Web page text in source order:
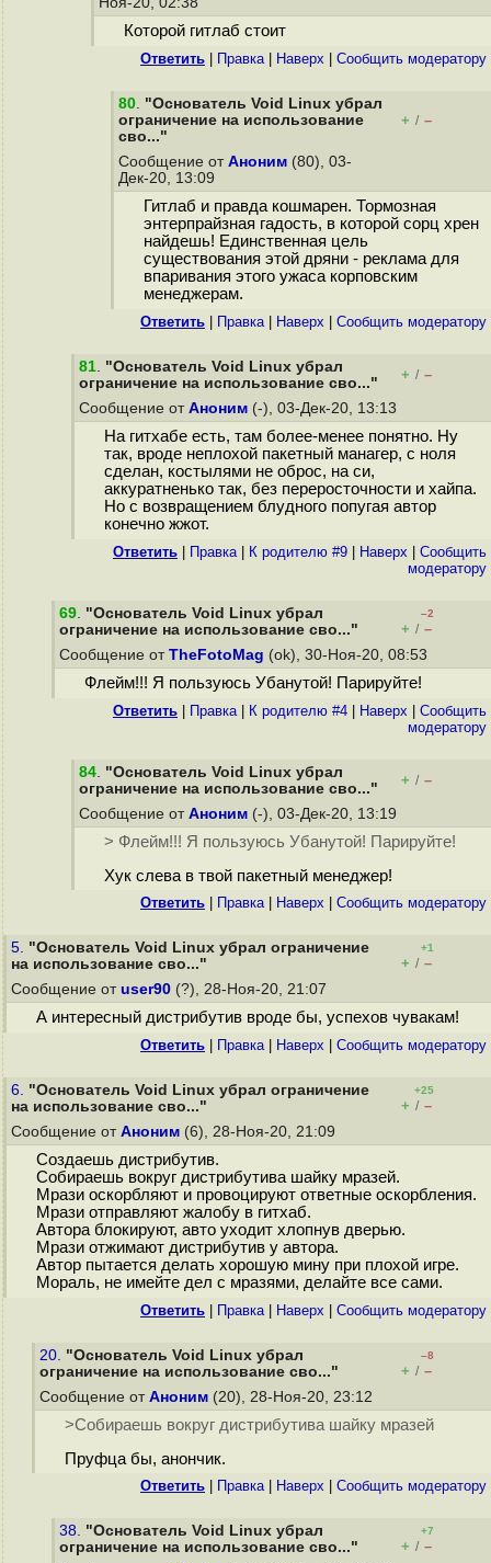
Которой гитлаб стоит
Ответить Правка| Наверх Cообщить модератору
80. "Основатель Void Linux убрал
ограничение на использование
сво..."
+ / –
Сообщение от Аноним (80), 03-
Дек-20, 13:09
Гитлаб и правда кошмарен. Тормозная
энтерпрайзная гадость, в которой сорц хрен
найдешь! Единственная цель
существования этой дряни - реклама для
впаривания этого ужаса корповским
менеджерам.
Ответить Правка| Наверх Cообщить модератору
81. "Основатель Void Linux убрал
ограничение на использование сво..."
+ / –
Сообщение от Аноним (-), 03-Дек-20, 13:13
На гитхабе есть, там более-менее понятно. Ну
так, вроде неплохой пакетный манагер, с ноля
сделан, костылями не оброс, на си,
аккуратненько так, без переросточности и хайпа.
Но с возвращением блудного попугая автор
конечно жжот.
Ответить Правка| К родителю #9 Наверх
Cообщить
модератору
69. "Основатель Void Linux убрал
ограничение на использование сво..."
–2
+ / –
Сообщение от TheFotoMag (ok), 30-Ноя-20, 08:53
Флейм!!! Я пользуюсь Убанутой! Парируйте!
Ответить Правка| К родителю #4 Наверх
Cообщить
модератору
84. "Основатель Void Linux убрал
ограничение на использование сво..."
+ / –
Сообщение от Аноним (-), 03-Дек-20, 13:19
> Флейм!!! Я пользуюсь Убанутой! Парируйте!
Хук слева в твой пакетный менеджер!
Ответить Правка| Наверх Cообщить модератору
5. "Основатель Void Linux убрал ограничение
на использование сво..."
+1
+ / –
Сообщение от user90 (?), 28-Ноя-20, 21:07
А интересный дистрибутив вроде бы, успехов чувакам!
Ответить Правка| Наверх Cообщить модератору
6. "Основатель Void Linux убрал ограничение
на использование сво..."
+25
+ / –
Сообщение от Аноним (6), 28-Ноя-20, 21:09
Создаешь дистрибутив.
Собираешь вокруг дистрибутива шайку мразей.
Мрази оскорбляют и провоцируют ответные оскорбления.
Мрази отправляют жалобу в гитхаб.
Автора блокируют, авто уходит хлопнув дверью.
Мрази отжимают дистрибутив у автора.
Автор пытается делать хорошую мину при плохой игре.
Мораль, не имейте дел с мразями, делайте все сами.
Ответить Правка| Наверх Cообщить модератору
20. "Основатель Void Linux убрал
ограничение на использование сво..."
–8
+ / –
Сообщение от Аноним (20), 28-Ноя-20, 23:12
>Собираешь вокруг дистрибутива шайку мразей
Пруфца бы, анончик.
Ответить Правка| Наверх Cообщить модератору
38. "Основатель Void Linux убрал
ограничение на использование сво..."
+7
+ / –